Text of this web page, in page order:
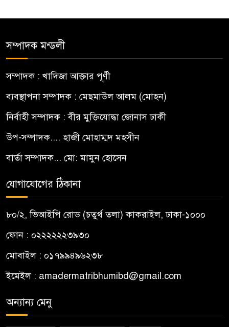
সম্পাদক মন্ডলী
সম্পাদক : খাদিজা আক্তার পূর্ণী
ব্যবস্থাপনা সম্পাদক : মেছমাউল আলম (মোহন)
নির্বাহী সম্পাদক : বীর মুক্তিযোদ্ধা জোনাস ঢাকী
উপ-সম্পাদক.... হাজী মোহাম্মদ মহসীন
বার্তা সম্পাদক... মো: মামুন হোসেন
যোগাযোগের ঠিকানা
৮০/২, ভিআইপি রোড (চতুর্থ তলা) কাকরাইল, ঢাকা-১০০০
ফোন : ০২২২২২২৩৯৩০
মোবাইল : ০১৭৯৯৪৯৬২৩৮
ইমেইল : amadermatribhumibd@gmail.com
অন্যান্য মেনু